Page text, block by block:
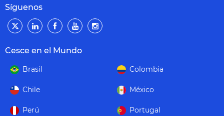
Síguenos
Cesce en el Mundo
Brasil Colombia
Chile México
Perú Portugal